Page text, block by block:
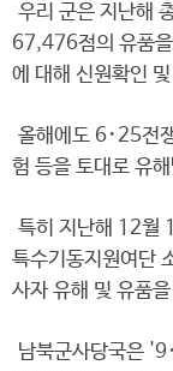
우리 군은 지난해
67,476점의 유품을
에 대해 신원확인
올해에도 6･25전
험 등을 토대로 유
특히 지난해 12월
특수기동지원여단
사자 유해 및 유품
남북군사당국은 '9